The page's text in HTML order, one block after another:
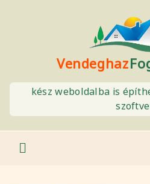
Vendeghaz
kész weboldalba is